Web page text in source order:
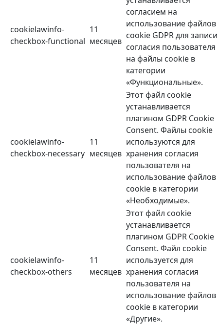
cookielawinfo-
checkbox-functional
11
месяцев
согласием на
использование файлов
cookie GDPR для записи
согласия пользователя
на файлы cookie в
категории
«Функциональные».
cookielawinfo-
checkbox-necessary
11
месяцев
Этот файл cookie
устанавливается
плагином GDPR Cookie
Consent. Файлы cookie
используются для
хранения согласия
пользователя на
использование файлов
cookie в категории
«Необходимые».
cookielawinfo-
checkbox-others
11
месяцев
Этот файл cookie
устанавливается
плагином GDPR Cookie
Consent. Файл cookie
используется для
хранения согласия
пользователя на
использование файлов
cookie в категории
«Другие».